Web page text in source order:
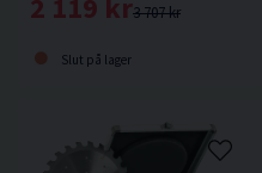
3 707 kr
2 119 kr
Slut på lager